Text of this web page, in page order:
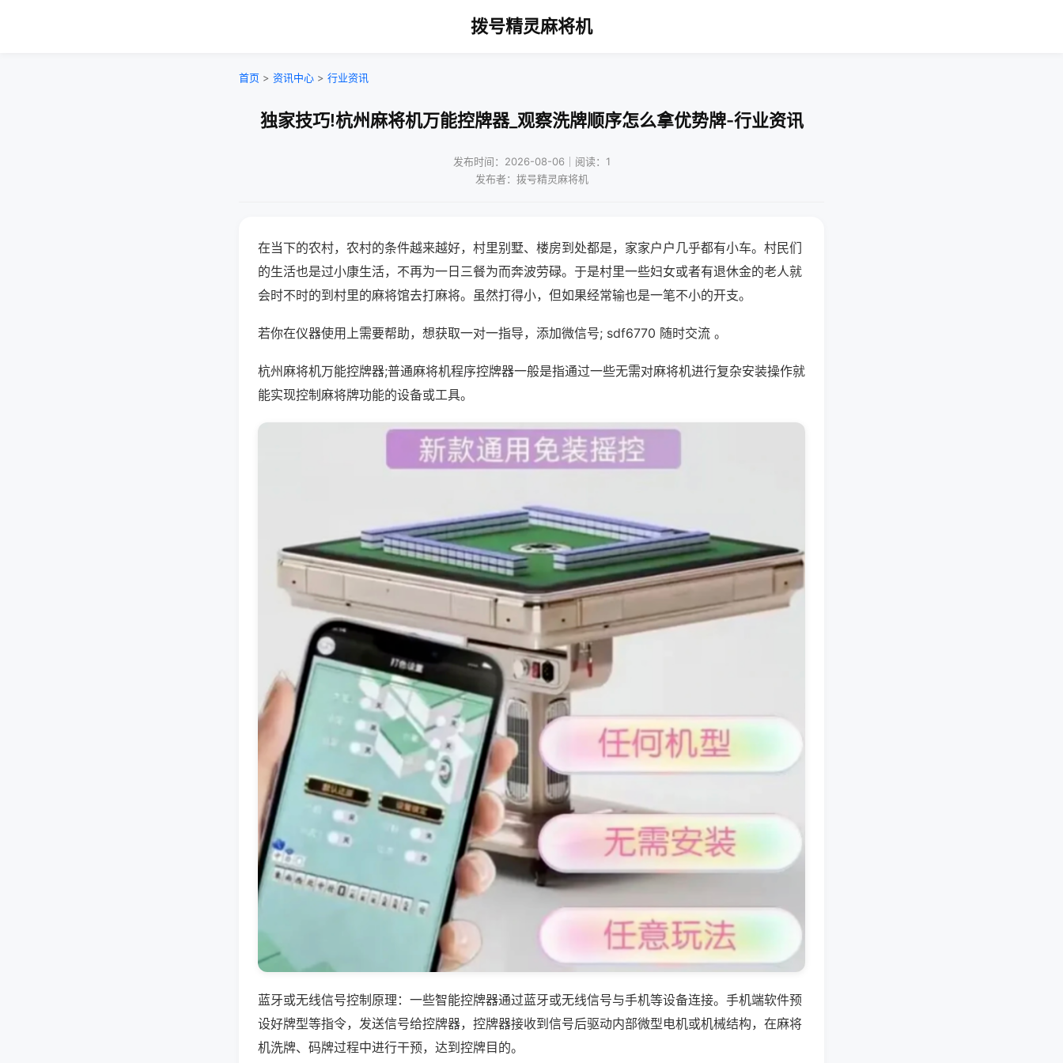
拨号精灵麻将机
首页 > 资讯中心 > 行业资讯
独家技巧!杭州麻将机万能控牌器_观察洗牌顺序怎么拿优势牌-行业资讯
发布时间：2026-08-06｜阅读：1
发布者：拨号精灵麻将机
在当下的农村，农村的条件越来越好，村里别墅、楼房到处都是，家家户户几乎都有小车。村民们
的生活也是过小康生活，不再为一日三餐为而奔波劳碌。于是村里一些妇女或者有退休金的老人就
会时不时的到村里的麻将馆去打麻将。虽然打得小，但如果经常输也是一笔不小的开支。
若你在仪器使用上需要帮助，想获取一对一指导，添加微信号; sdf6770 随时交流 。
杭州麻将机万能控牌器;普通麻将机程序控牌器一般是指通过一些无需对麻将机进行复杂安装操作就
能实现控制麻将牌功能的设备或工具。
蓝牙或无线信号控制原理：一些智能控牌器通过蓝牙或无线信号与手机等设备连接。手机端软件预
设好牌型等指令，发送信号给控牌器，控牌器接收到信号后驱动内部微型电机或机械结构，在麻将
机洗牌、码牌过程中进行干预，达到控牌目的。